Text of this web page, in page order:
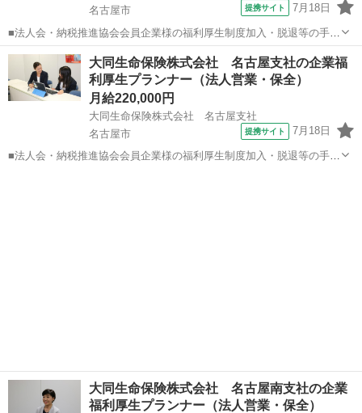
名古屋市
提携サイト 7月18日
■法人会・納税推進協会会員企業様の福利厚生制度加入・脱退等の手続
きなどをお任せします。 家庭訪問ではなく、会員である法人企業様へ
と出向き、当社のお薦めするプランのご案内などがメイン。個人宅訪
問や知人・友人への保険勧誘は一切あ...
愛知 名古屋市 代理店営業
大同生命保険株式会社 名古屋支社の企業福
利厚生プランナー（法人営業・保全）
月給220,000円
大同生命保険株式会社 名古屋支社
名古屋市
提携サイト 7月18日
■法人会・納税推進協会会員企業様の福利厚生制度加入・脱退等の手続
大同生命保険株式会社 名古屋南支社の企業
福利厚生プランナー（法人営業・保全）